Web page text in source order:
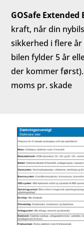
GOSafe Extended
kraft, når din
sikkerhed i flere
bilen fylder 5 år
der kommer
moms pr. skade